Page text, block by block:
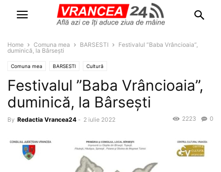
Home Comuna mea BARSESTI
Festivalul ”Baba Vrâncioaia”,
duminică, la Bârsești
Comuna mea BARSESTI Cultură
Festivalul ”Baba Vrâncioaia”,
duminică, la Bârsești
By Redactia Vrancea24 - 2 iulie 2022 0
2223